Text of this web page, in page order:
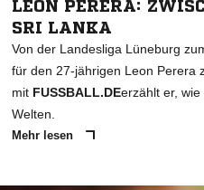
LEON PERERA:
SRI LANKA
Von der Landesliga Lüneburg
für den 27-jährigen Leon Perera
mit FUSSBALL.DEerzählt er,
Welten.
Mehr lesen